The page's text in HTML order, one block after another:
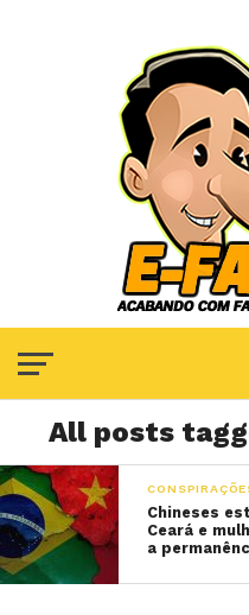
All posts
Chineses
Ceará e
a